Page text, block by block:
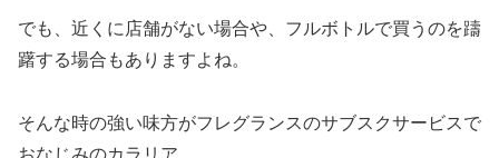
でも、近くに店舗がない場合や、フルボトルで買うのを躊
躇する場合もありますよね。
そんな時の強い味方がフレグランスのサブスクサービスで
おなじみのカラリア。